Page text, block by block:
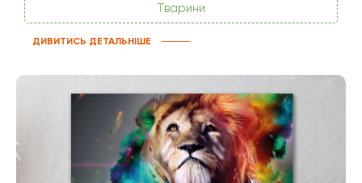
Тварини
ДИВИТИСЬ ДЕТАЛЬНІШЕ